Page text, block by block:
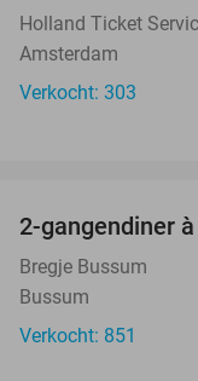
Holland Ticket
Amsterdam
Verkocht: 303
2-gangendiner
Bregje Bussum
Bussum
Verkocht: 851